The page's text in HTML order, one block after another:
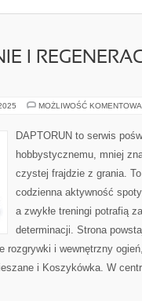
I
MOŻLIWOŚĆ
DAPTORUN to serwis
hobbystycznemu, mniej
czystej frajdzie z grania.
codzienna aktywność
a zwykłe treningi potrafią
determinacji. Strona
rozgrywki i wewnętrzny
i Koszykówka. W